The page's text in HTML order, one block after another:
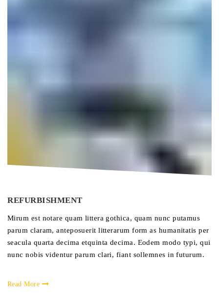
REFURBISHMENT
Mirum est notare quam littera gothica, quam nunc putamus
parum claram, anteposuerit litterarum form as humanitatis per
seacula quarta decima etquinta decima. Eodem modo typi, qui
nunc nobis videntur parum clari, fiant sollemnes in futurum.
Read More